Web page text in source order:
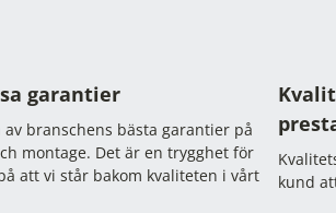
garantier
branschens bästa garantier på
montage. Det är en trygghet för
att vi står bakom kvaliteten i vårt
kund